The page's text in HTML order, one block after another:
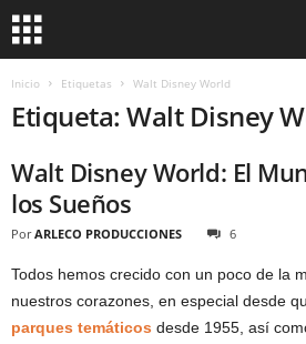
Inicio Etiquetas Walt Disney World
Etiqueta: Walt Disney
Walt Disney World: El
los Sueños
Por ARLECO PRODUCCIONES 6
Todos hemos crecido con un poco de la
nuestros corazones, en especial desde
parques temáticos desde 1955, así